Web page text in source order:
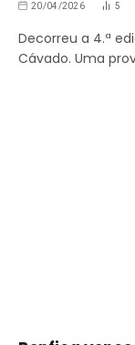
20/04/2026 5
Decorreu a 4.ª
Cávado. Uma